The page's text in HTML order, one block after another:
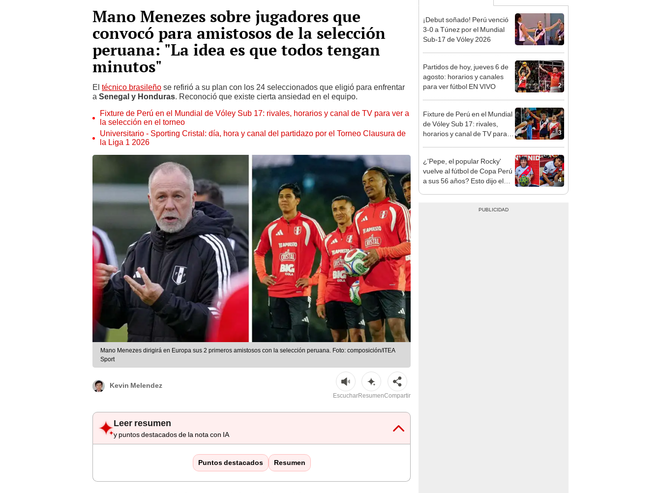
Mano Menezes sobre jugadores que
convocó para amistosos de la selección
peruana: "La idea es que todos tengan
minutos"
El técnico brasileño se refirió a su plan con los 24 seleccionados que eligió para enfrentar
a Senegal y Honduras. Reconoció que existe cierta ansiedad en el equipo.
Fixture de Perú en el Mundial de Vóley Sub 17: rivales, horarios y canal de TV para ver a
la selección en el torneo
Universitario - Sporting Cristal: día, hora y canal del partidazo por el Torneo Clausura de
la Liga 1 2026
Mano Menezes dirigirá en Europa sus 2 primeros amistosos con la selección peruana. Foto: composición/ITEA
Sport
Kevin Melendez
EscucharResumenCompartir
Leer resumen
y puntos destacados de la nota con IA
Puntos destacados Resumen
1
¡Debut soñado! Perú venció
3-0 a Túnez por el Mundial
Sub-17 de Vóley 2026
2
Partidos de hoy, jueves 6 de
agosto: horarios y canales
para ver fútbol EN VIVO
3
Fixture de Perú en el Mundial
de Vóley Sub 17: rivales,
horarios y canal de TV para
4
¿'Pepe, el popular Rocky'
vuelve al fútbol de Copa Perú
a sus 56 años? Esto dijo el